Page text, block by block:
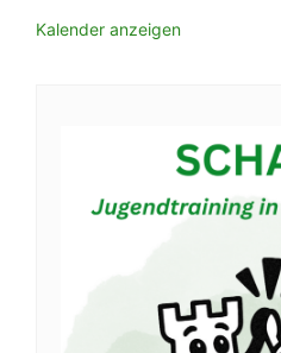
Kalender anzeigen